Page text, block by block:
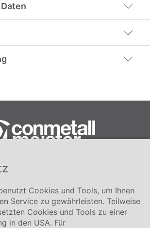
Conmetall Meister GmbH
+49 5141-180
info@conmetallmeister.de
www.conmetallmeister.de
Cookies und Tools, um Ihnen
Service zu gewährleisten. Teilweise
Cookies und Tools zu einer
in den USA. Für